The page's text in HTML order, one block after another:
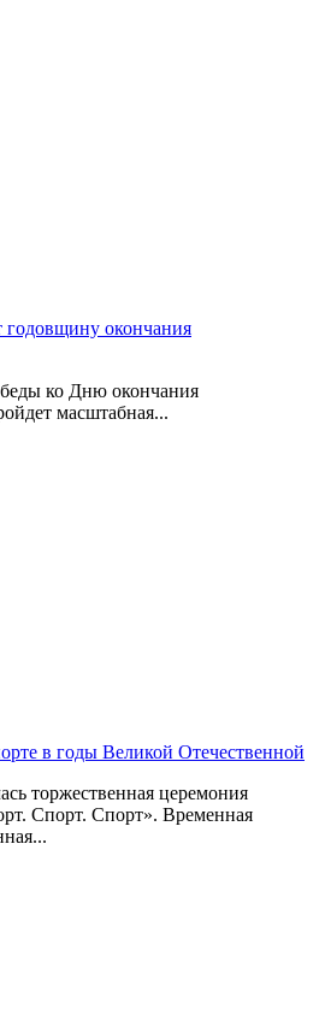
окончания
ко Дню окончания
масштабная...
в годы Великой Отечественной
торжественная церемония
Спорт. Спорт». Временная